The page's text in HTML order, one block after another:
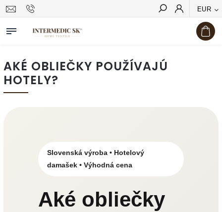
EUR
Hľadať
AKÉ OBLIEČKY POUŽÍVAJÚ
HOTELY?
Slovenská výroba • Hotelový
damašek • Výhodná cena
Aké obliečky